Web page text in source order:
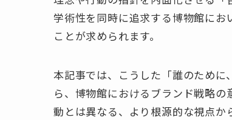
学術性を同時に追求する博物館に
ことが求められます。
本記事では、こうした「誰のため
ら、博物館におけるブランド戦略
動とは異なる、より根源的な視点か